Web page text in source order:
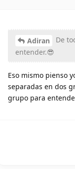
Adiran
De
entender.😎
Eso mismo pienso
separadas en dos
grupo para